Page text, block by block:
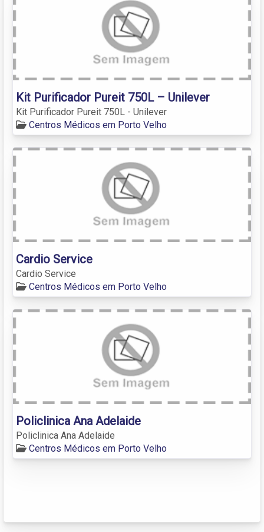
Kit Purificador Pureit 750L – Unilever
Kit Purificador Pureit 750L - Unilever
Centros Médicos em Porto Velho
Cardio Service
Cardio Service
Centros Médicos em Porto Velho
Policlinica Ana Adelaide
Policlinica Ana Adelaide
Centros Médicos em Porto Velho